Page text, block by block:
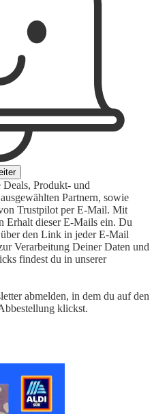
Produkt- und
Partnern, sowie
Trustpilot per E-Mail. Mit
dieser E-Mails ein. Du
den Link in jeder E-Mail
Verarbeitung Deiner Daten und
findest du in unserer
abmelden, in dem du auf den
klickst.